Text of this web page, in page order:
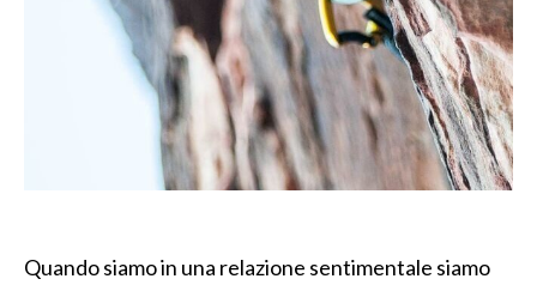
Quando siamo in una relazione sentimentale siamo